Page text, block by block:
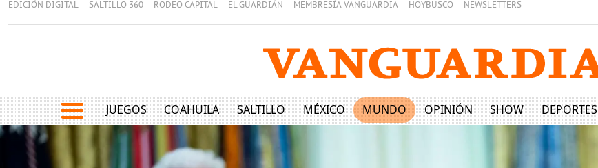
EDICIÓN DIGITAL SALTILLO 360 RODEO CAPITAL EL GUARDIÁN MEMBRESÍA VANGUARDIA HOYBUSCO NEWSLETTERS
JUEGOS COAHUILA SALTILLO MÉXICO MUNDO OPINIÓN SHOW DEPORTES